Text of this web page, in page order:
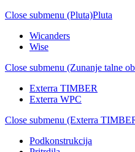
Close submenu (Pluta)Pluta
Wicanders
Wise
Close submenu (Zunanje talne
Exterra TIMBER
Exterra WPC
Close submenu (Exterra
Podkonstrukcija